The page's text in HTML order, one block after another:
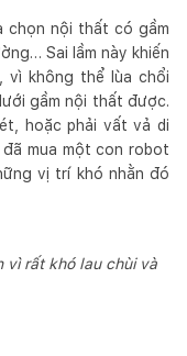
chọn nội thất có gầm
Sai lầm này khiến
vì không thể lùa chổi
gầm nội thất được.
hoặc phải vất vả di
mua một con robot
vị trí khó nhằn đó
vì rất khó lau chùi và